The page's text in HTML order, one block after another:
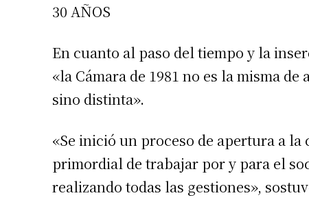
30 AÑOS
En cuanto al paso del tiempo y la
«la Cámara de 1981 no es la misma
sino distinta».
«Se inició un proceso de apertura a
primordial de trabajar por y para el
realizando todas las gestiones»,